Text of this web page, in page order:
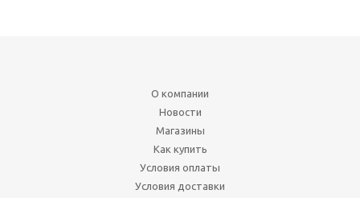
О компании
Новости
Магазины
Как купить
Условия оплаты
Условия доставки